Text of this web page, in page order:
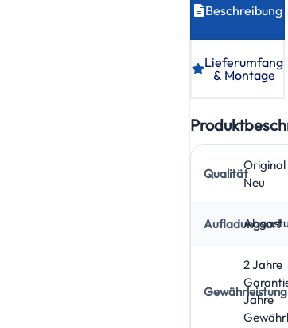
Beschreibung
Lieferumfang
& Montage
Qualität
Original
Neu
Aufladungsart
Gewährleistung
2 Jahre
Garantie
Jahre